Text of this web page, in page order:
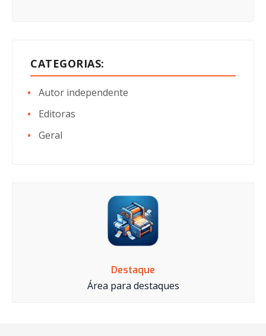
CATEGORIAS:
Autor independente
Editoras
Geral
Destaque
Área para destaques